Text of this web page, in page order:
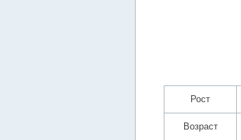
Рост
Возраст